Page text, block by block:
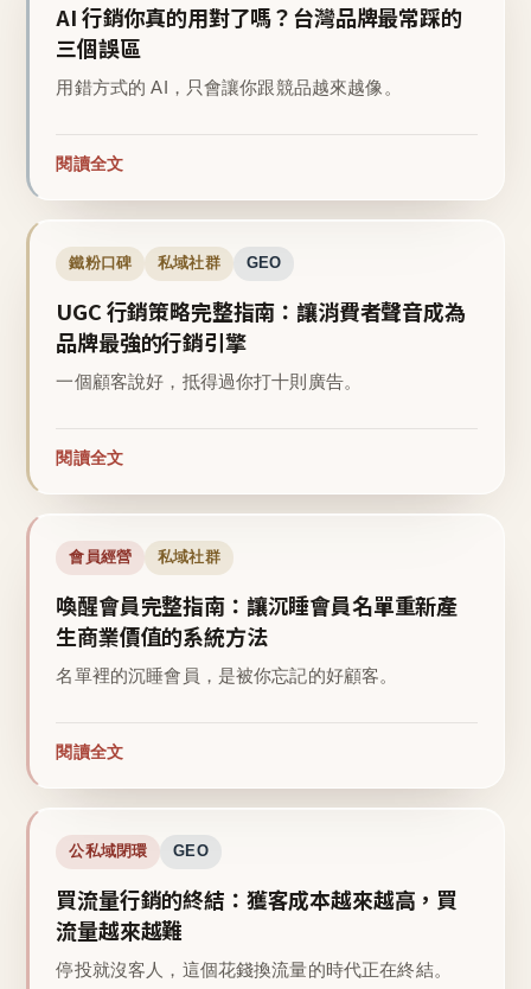
AI 行銷你真的用對了嗎？台灣品牌最常踩的
三個誤區
用錯方式的 AI，只會讓你跟競品越來越像。
閱讀全文
鐵粉口碑 私域社群 GEO
UGC 行銷策略完整指南：讓消費者聲音成為
品牌最強的行銷引擎
一個顧客說好，抵得過你打十則廣告。
閱讀全文
會員經營 私域社群
喚醒會員完整指南：讓沉睡會員名單重新產
生商業價值的系統方法
名單裡的沉睡會員，是被你忘記的好顧客。
閱讀全文
公私域閉環 GEO
買流量行銷的終結：獲客成本越來越高，買
流量越來越難
停投就沒客人，這個花錢換流量的時代正在終結。